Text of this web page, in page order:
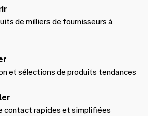
de milliers de fournisseurs à
et sélections de produits tendances
contact rapides et simplifiées